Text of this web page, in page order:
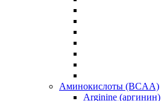
Аминокислоты (BCAA)
Arginine (аргинин)